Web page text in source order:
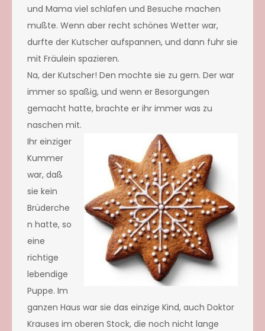
und Mama viel schlafen und Besuche machen
mußte. Wenn aber recht schönes Wetter war,
durfte der Kutscher aufspannen, und dann fuhr sie
mit Fräulein spazieren.
Na, der Kutscher! Den mochte sie zu gern. Der war
immer so spaßig, und wenn er Besorgungen
gemacht hatte, brachte er ihr immer was zu
naschen mit.
Ihr einziger
Kummer
war, daß
sie kein
Brüderche
n hatte, so
eine
richtige
lebendige
Puppe. Im
ganzen Haus war sie das einzige Kind, auch Doktor
Krauses im oberen Stock, die noch nicht lange